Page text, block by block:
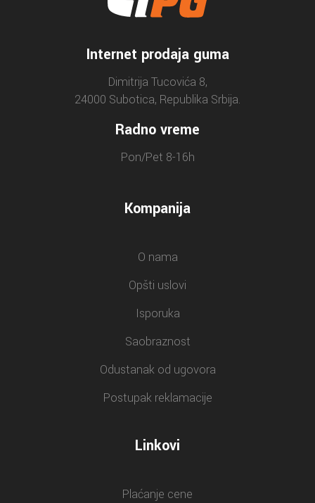
Internet prodaja guma
Dimitrija Tucovića 8,
24000 Subotica, Republika Srbija.
Radno vreme
Pon/Pet 8-16h
Kompanija
O nama
Opšti uslovi
Isporuka
Saobraznost
Odustanak od ugovora
Postupak reklamacije
Linkovi
Plaćanje cene